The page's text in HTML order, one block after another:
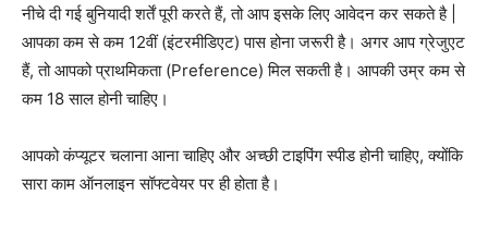
नीचे दी गई बुनियादी शर्तें पूरी करते हैं, तो आप इसके लिए आवेदन कर सकते है |
आपका कम से कम 12वीं (इंटरमीडिएट) पास होना जरूरी है। अगर आप ग्रेजुएट
हैं, तो आपको प्राथमिकता (Preference) मिल सकती है। आपकी उम्र कम से
कम 18 साल होनी चाहिए।
आपको कंप्यूटर चलाना आना चाहिए और अच्छी टाइपिंग स्पीड होनी चाहिए, क्योंकि
सारा काम ऑनलाइन सॉफ्टवेयर पर ही होता है।